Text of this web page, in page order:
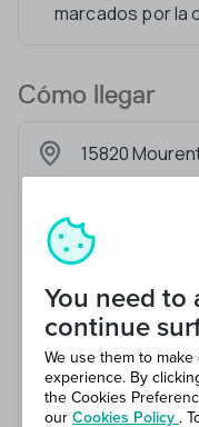
marcados por la
Cómo llegar
15820
You need to
continue
We use them to
experience. By
the Cookies
our Cookies Policy .